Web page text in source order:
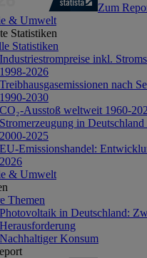
Zum
& Umwelt
Statistiken
Statistiken
Industriestrompreise inkl.
1998-2026
Treibhausgasemissionen nach
1990-2030
CO₂-Ausstoß weltweit 1960-
Stromerzeugung in
2000-2025
EU-Emissionshandel:
2026
& Umwelt
Themen
Photovoltaik in Deutschland:
Herausforderung
Nachhaltiger Konsum